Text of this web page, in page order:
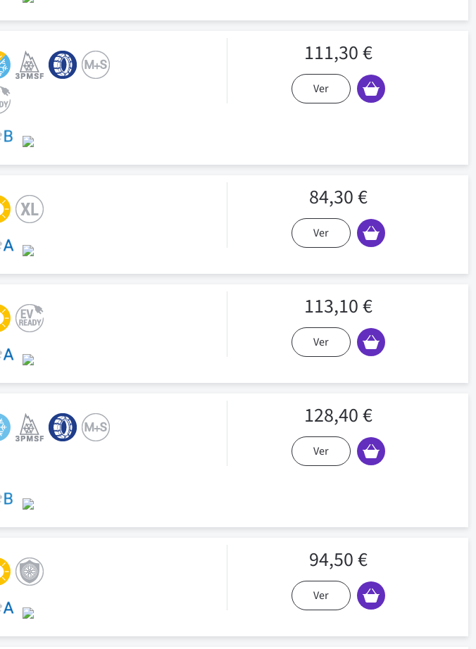
111,30 €
Ver
84,30 €
Ver
113,10 €
Ver
128,40 €
Ver
94,50 €
Ver